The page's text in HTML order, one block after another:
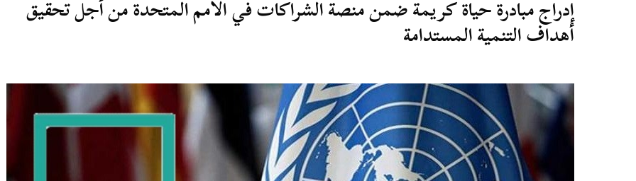
إدراج مبادرة حياة كريمة ضمن منصة الشراكات في الأمم المتحدة من أجل تحقيق
أهداف التنمية المستدامة